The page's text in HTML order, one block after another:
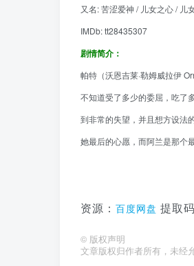
又名: 苦涩爱神 / 儿女之心 /
IMDb: tt28435307
剧情简介：
帕特（沃恩吉莱·勒姆威拉伊
不知道受了多少的委屈，吃了
到非常的失望，并且想方设法
她最后的心愿，而阿兰是那个
资源： 百度网盘 提取码
© 版权声明
文章版权归作者所有，未经